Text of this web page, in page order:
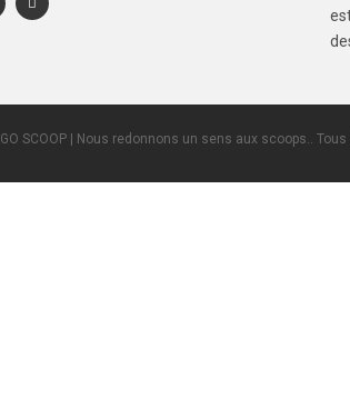
SCOOP | Nous redonnons un sens aux scoops..